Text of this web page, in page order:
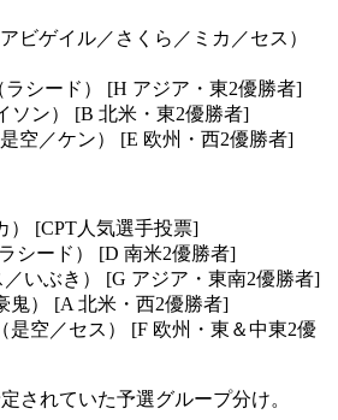
ビゲイル／さくら／ミカ／セス）
ラシード） [H アジア・東2優勝者]
ソン） [B 北米・東2優勝者]
空／ケン） [E 欧州・西2優勝者]
） [CPT人気選手投票]
シード） [D 南米2優勝者]
／いぶき） [G アジア・東南2優勝者]
鬼） [A 北米・西2優勝者]
是空／セス） [F 欧州・東＆中東2優
されていた予選グループ分け。